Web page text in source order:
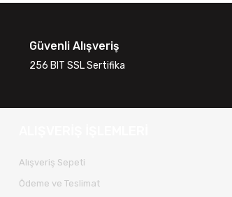
Güvenli Alışveriş
256 BIT SSL Sertifika
Alışveriş Sepeti
Ödeme ve Teslimat